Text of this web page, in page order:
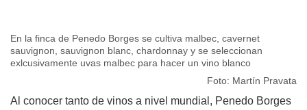
En la finca de Penedo Borges se cultiva malbec, cavernet
sauvignon, sauvignon blanc, chardonnay y se seleccionan
exlcusivamente uvas malbec para hacer un vino blanco
Foto: Martín Pravata
Al conocer tanto de vinos a nivel mundial, Penedo Borges